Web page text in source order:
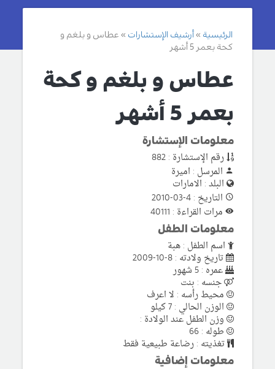
الرئيسية أرشيف الإستشارات
عطاس و بلغم و
كحة بعمر 5 أشهر
عطاس و بلغم و كحة
بعمر 5 أشهر
معلومات الإستشارة
رقم الإستشارة : 882
المرسل : اميرة
البلد : الامارات
التاريخ : 4-03-2010
مرات القراءة : 40111
معلومات الطفل
اسم الطفل : هبة
تاريخ ولادته : 8-10-2009
عمره : 5 شهور
جنسه : بنت
محيط رأسه : لا اعرف
الوزن الحالي : 7 كيلو
وزن الطفل عند الولادة :
طوله : 66
تغذيته : رضاعة طبيعية فقط
معلومات إضافية